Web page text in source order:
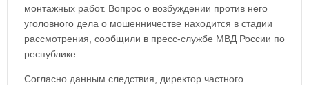
монтажных работ. Вопрос о возбуждении против него
уголовного дела о мошенничестве находится в стадии
рассмотрения, сообщили в пресс-службе МВД России по
республике.
Согласно данным следствия, директор частного